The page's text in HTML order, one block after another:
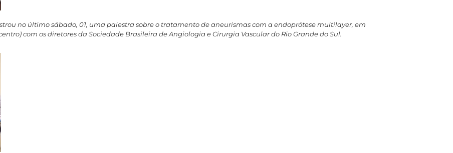
no último sábado, 01, uma palestra sobre o tratamento de aneurismas com a endoprótese multilayer, em
com os diretores da Sociedade Brasileira de Angiologia e Cirurgia Vascular do Rio Grande do Sul.